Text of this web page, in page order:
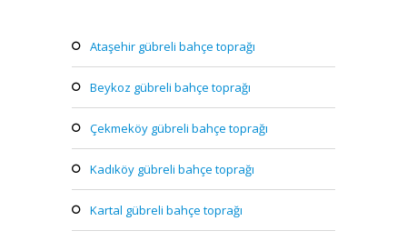
ataşehir gübreli bahçe toprağı
beykoz gübreli bahçe toprağı
çekmeköy gübreli bahçe toprağı
kadıköy gübreli bahçe toprağı
kartal gübreli bahçe toprağı